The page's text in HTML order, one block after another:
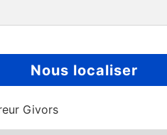
Nous localiser
Givors